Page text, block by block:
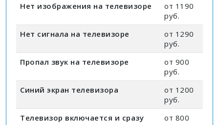
Нет изображения на телевизоре
от 1190
руб.
Нет сигнала на телевизоре
от 1290
руб.
Пропал звук на телевизоре
от 900
руб.
Синий экран телевизора
от 1200
руб.
Телевизор включается и сразу
от 800